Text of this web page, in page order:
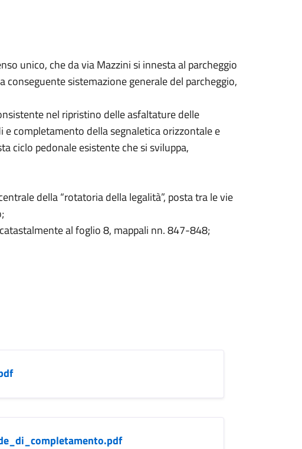
unico, che da via Mazzini si innesta al parcheggio
sistemazione generale del parcheggio,
nel ripristino delle asfaltature delle
completamento della segnaletica orizzontale e
ciclo pedonale esistente che si sviluppa,
della “rotatoria della legalità”, posta tra le vie
al foglio 8, mappali nn. 847-848;